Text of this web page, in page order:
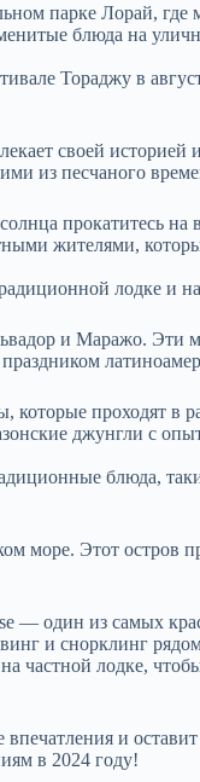
парке Лорай, где
блюда на
Тораджу в
своей
из песчаного
прокатитесь
жителями,
лодке и
и Маражо. Эти
которые проходят в
джунгли с
блюда,
море. Этот остров
— один из самых
и снорклинг
частной лодке,
и
в 2024 году!